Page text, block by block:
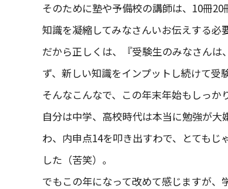
そのために塾や予備校の講師は、10冊
知識を凝縮してみなさんいお伝えする必
だから正しくは、『受験生のみなさん
ず、新しい知識をインプットし続けて受
そんなこんなで、この年末年始もしっか
自分は中学、高校時代は本当に勉強が
わ、内申点14を叩き出すわで、とても
した（苦笑）。
でもこの年になって改めて感じますが、